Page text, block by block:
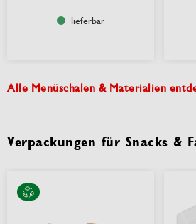
lieferbar
Alle Menüschalen & Materialien
Verpackungen für Snacks &